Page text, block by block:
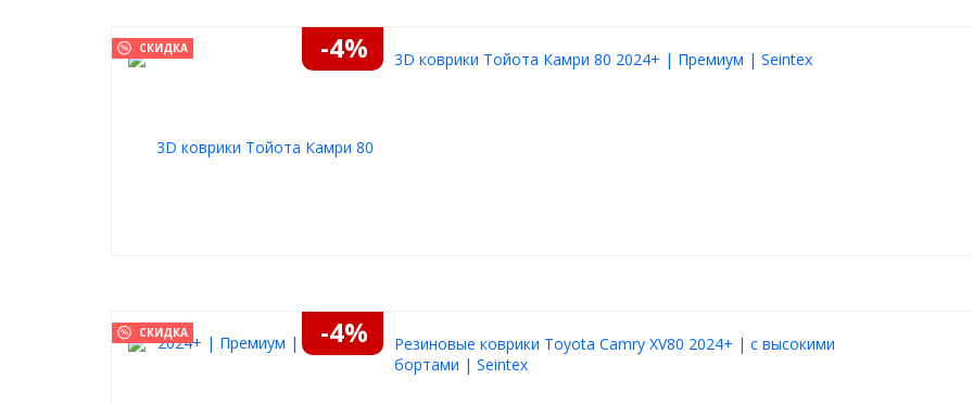
СКИДКА -4% 3D коврики Тойота Камри 80 2024+ | Премиум | Seintex
СКИДКА -4%
Резиновые коврики Toyota Camry XV80 2024+ | с высокими
бортами | Seintex